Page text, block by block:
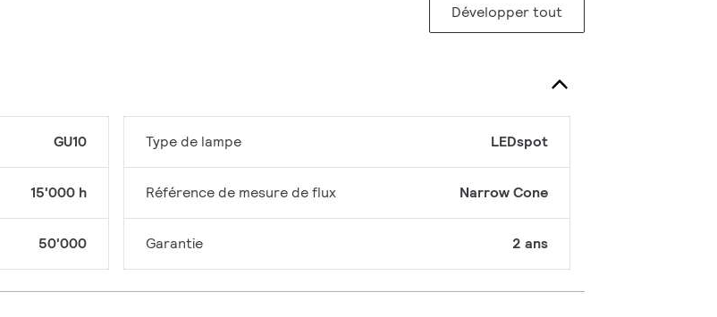
Développer tout
GU10
15'000 h
50'000
Type de lampe LEDspot
Référence de mesure de flux Narrow Cone
Garantie 2 ans